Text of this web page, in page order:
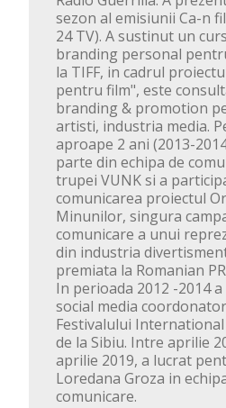
sezon al emisiunii Ca-n
24 TV). A sustinut un
branding personal
la TIFF, in cadrul
pentru film", este
branding & promotion
artisti, industria media.
aproape 2 ani (2013-
parte din echipa de
trupei VUNK si a
comunicarea proiectul
Minunilor, singura
comunicare a unui
din industria
premiata la Romanian PR
In perioada 2012 -2014
social media
Festivalului
de la Sibiu. Intre aprilie
aprilie 2019, a lucrat
Loredana Groza in
comunicare.